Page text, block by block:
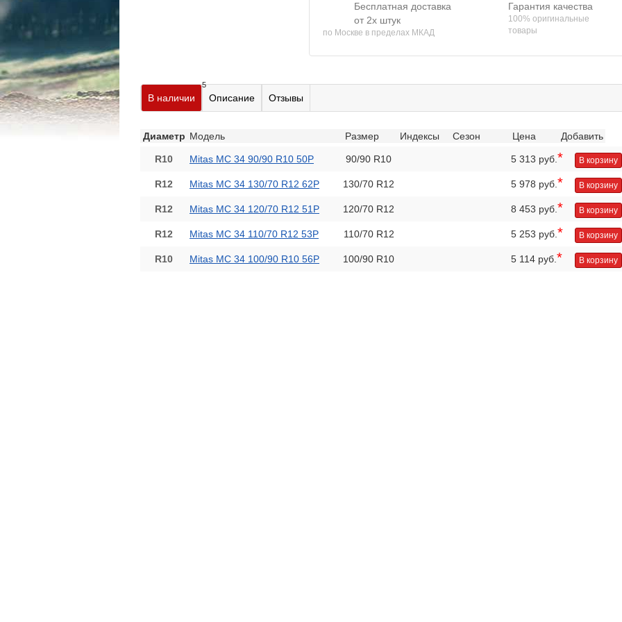
Бесплатная доставка
от 2х штук
по Москве в пределах МКАД
Гарантия качества
100% оригинальные
товары
В наличии
5
Описание Отзывы
Диаметр Модель Размер Индексы Сезон Цена Добавить
R10 Mitas MC 34 90/90 R10 50P 90/90 R10 5 313 руб.* В корзину
R12 Mitas MC 34 130/70 R12 62P 130/70 R12 5 978 руб.* В корзину
R12 Mitas MC 34 120/70 R12 51P 120/70 R12 8 453 руб.* В корзину
R12 Mitas MC 34 110/70 R12 53P 110/70 R12 5 253 руб.* В корзину
R10 Mitas MC 34 100/90 R10 56P 100/90 R10 5 114 руб.* В корзину